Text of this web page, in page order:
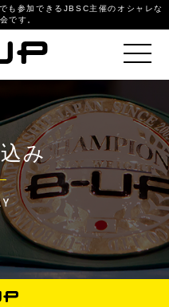
も参加できるJBSC主催のオシャレな
です。
み